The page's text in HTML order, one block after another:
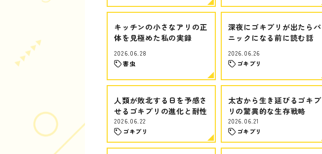
キッチンの小さなアリの正
体を見極めた私の実録
2026.06.28
害虫
深夜にゴキブリが出たらパ
ニックになる前に読む話
2026.06.26
ゴキブリ
人類が敗北する日を予感さ
せるゴキブリの進化と耐性
2026.06.22
ゴキブリ
太古から生き延びるゴキブ
リの驚異的な生存戦略
2026.06.21
ゴキブリ